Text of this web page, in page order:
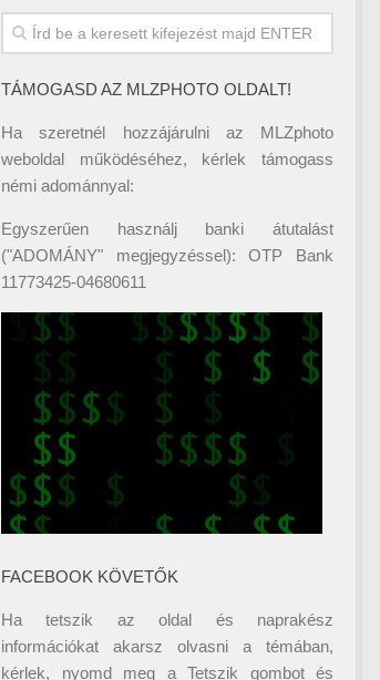
TÁMOGASD AZ MLZPHOTO OLDALT!
Ha szeretnél hozzájárulni az MLZphoto
weboldal működéséhez, kérlek támogass
némi adománnyal:
Egyszerűen használj banki átutalást
("ADOMÁNY" megjegyzéssel): OTP Bank
11773425-04680611
FACEBOOK KÖVETŐK
Ha tetszik az oldal és naprakész
információkat akarsz olvasni a témában,
kérlek, nyomd meg a Tetszik gombot és